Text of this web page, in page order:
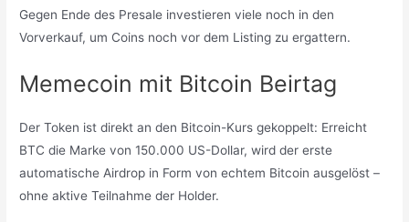
Gegen Ende des Presale investieren viele noch in den
Vorverkauf, um Coins noch vor dem Listing zu ergattern.
Memecoin mit Bitcoin Beirtag
Der Token ist direkt an den Bitcoin-Kurs gekoppelt: Erreicht
BTC die Marke von 150.000 US-Dollar, wird der erste
automatische Airdrop in Form von echtem Bitcoin ausgelöst –
ohne aktive Teilnahme der Holder.